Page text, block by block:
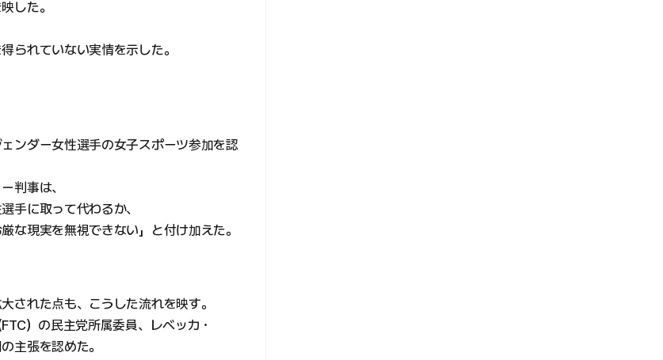
した。
られていない実情を示した。
ンダー女性選手の女子スポーツ参加を認
判事は、
手に取って代わるか、
な現実を無視できない」と付け加えた。
された点も、こうした流れを映す。
）の民主党所属委員、レベッカ・
主張を認めた。